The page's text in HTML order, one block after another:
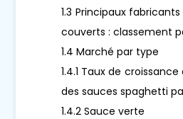
1.3 Principaux
couverts : classement
1.4 Marché par type
1.4.1 Taux de
des sauces spaghetti
1.4.2 Sauce verte